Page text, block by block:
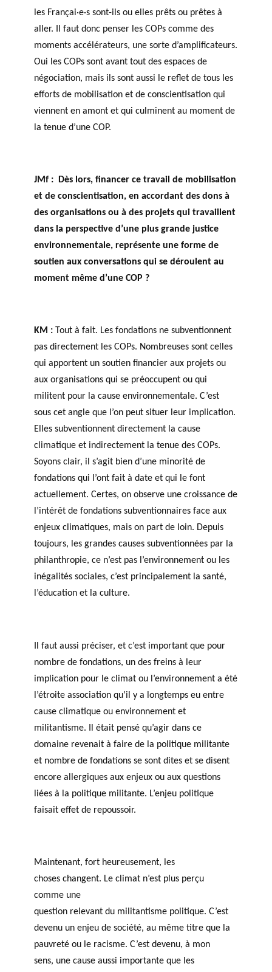
les Françai·e·s sont-ils ou elles prêts ou prêtes à
aller. Il faut donc penser les COPs comme des
moments accélérateurs, une sorte d’amplificateurs.
Oui les COPs sont avant tout des espaces de
négociation, mais ils sont aussi le reflet de tous les
efforts de mobilisation et de conscientisation qui
viennent en amont et qui culminent au moment de
la tenue d’une COP.
JMf :
Dès lors, financer ce travail de mobilisation
et de conscientisation, en accordant des dons à
des organisations ou à des projets qui travaillent
dans la perspective d’une plus grande justice
environnementale, représente une forme de
soutien aux conversations qui se déroulent au
moment même d’une COP ?
KM : Tout à fait. Les fondations ne subventionnent
pas directement les COPs. Nombreuses sont celles
qui apportent un soutien financier aux projets ou
aux organisations qui se préoccupent ou qui
militent pour la cause environnementale. C’est
sous cet angle que l’on peut situer leur implication.
Elles subventionnent directement la cause
climatique et indirectement la tenue des COPs.
Soyons clair, il s’agit bien d’une minorité de
fondations qui l’ont fait à date et qui le font
actuellement. Certes, on observe une croissance de
l’intérêt de fondations subventionnaires face aux
enjeux climatiques, mais on part de loin. Depuis
toujours, les grandes causes subventionnées par la
philanthropie, ce n’est pas l’environnement ou les
inégalités sociales, c’est principalement la santé,
l’éducation et la culture.
Il faut aussi préciser, et c’est important que pour
nombre de fondations, un des freins à leur
implication pour le climat ou l’environnement a été
l’étroite association qu’il y a longtemps eu entre
cause climatique ou environnement et
militantisme. Il était pensé qu’agir dans ce
domaine revenait à faire de la politique militante
et nombre de fondations se sont dites et se disent
encore allergiques aux enjeux ou aux questions
liées à la politique militante. L’enjeu politique
faisait effet de repoussoir.
Maintenant, fort heureusement, les
choses changent. Le climat n’est plus perçu
comme une
question relevant du militantisme politique. C’est
devenu un enjeu de société, au même titre que la
pauvreté ou le racisme. C’est devenu, à mon
sens, une cause aussi importante que les